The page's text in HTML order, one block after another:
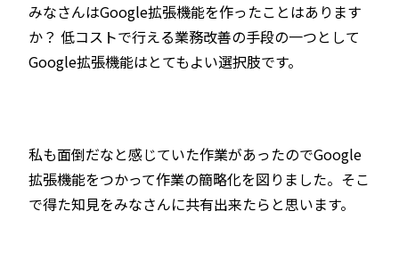
みなさんはGoogle拡張機能を作ったことはあります
か？ 低コストで行える業務改善の手段の一つとして
Google拡張機能はとてもよい選択肢です。
私も面倒だなと感じていた作業があったのでGoogle
拡張機能をつかって作業の簡略化を図りました。そこ
で得た知見をみなさんに共有出来たらと思います。